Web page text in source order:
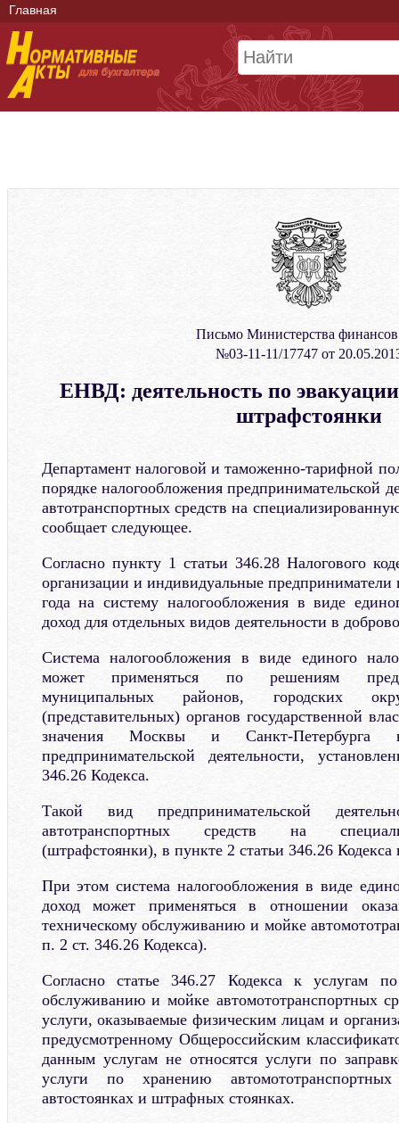
Главная
Письмо Министерства
№03-11-11/17747 от
ЕНВД: деятельность по
штрафстоянки
Департамент налоговой и таможенно-тарифной
порядке налогообложения предпринимательской
автотранспортных средств на
сообщает следующее.
Согласно пункту 1 статьи 346.28 Налогового
организации и индивидуальные предприниматели
года на систему налогообложения в виде
доход для отдельных видов деятельности в
Система налогообложения в виде единого
может применяться по решениям
муниципальных районов, городских
(представительных) органов государственной
значения Москвы и Санкт-
предпринимательской деятельности,
346.26 Кодекса.
Такой вид предпринимательской
автотранспортных средств на
(штрафстоянки), в пункте 2 статьи 346.26 Кодекса
При этом система налогообложения в виде
доход может применяться в отношении
техническому обслуживанию и мойке
п. 2 ст. 346.26 Кодекса).
Согласно статье 346.27 Кодекса к услугам
обслуживанию и мойке автомототранспортных
услуги, оказываемые физическим лицам и
предусмотренному Общероссийским
данным услугам не относятся услуги по
услуги по хранению
автостоянках и штрафных стоянках.